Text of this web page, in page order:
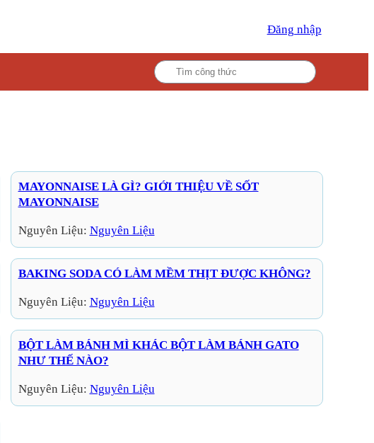
Đăng nhập
MAYONNAISE LÀ GÌ? GIỚI THIỆU VỀ SỐT
MAYONNAISE
Nguyên Liệu: Nguyên Liệu
BAKING SODA CÓ LÀM MỀM THỊT ĐƯỢC KHÔNG?
Nguyên Liệu: Nguyên Liệu
BỘT LÀM BÁNH MÌ KHÁC BỘT LÀM BÁNH GATO
NHƯ THẾ NÀO?
Nguyên Liệu: Nguyên Liệu